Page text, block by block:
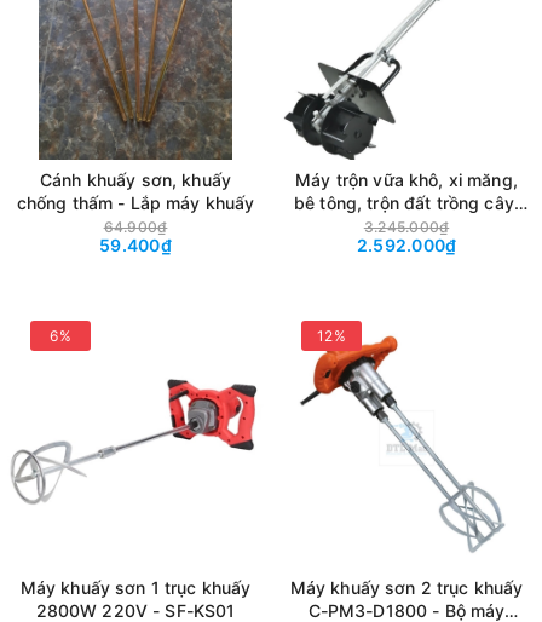
Cánh khuấy sơn, khuấy
chống thấm - Lắp máy khuấy
64.900₫
59.400₫
Máy trộn vữa khô, xi măng,
bê tông, trộn đất trồng cây.
Máy xới đất điện 220V công
suất 2800W
3.245.000₫
2.592.000₫
6%
Máy khuấy sơn 1 trục khuấy
2800W 220V - SF-KS01
12%
Máy khuấy sơn 2 trục khuấy
C-PM3-D1800 - Bộ máy